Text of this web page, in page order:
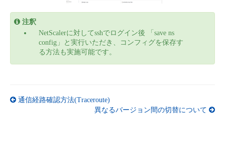
注釈
NetScalerに対してsshでログイン後 「save ns
config」と実行いただき、コンフィグを保存す
る方法も実施可能です。
通信経路確認方法(Traceroute)
異なるバージョン間の切替について